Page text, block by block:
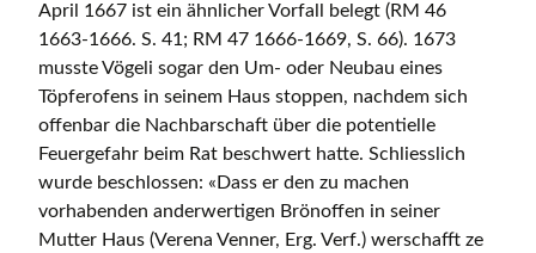
April 1667 ist ein ähnlicher Vorfall belegt (RM 46
1663-1666. S. 41; RM 47 1666-1669, S. 66). 1673
musste Vögeli sogar den Um- oder Neubau eines
Töpferofens in seinem Haus stoppen, nachdem sich
offenbar die Nachbarschaft über die potentielle
Feuergefahr beim Rat beschwert hatte. Schliesslich
wurde beschlossen: «Dass er den zu machen
vorhabenden anderwertigen Brönoffen in seiner
Mutter Haus (Verena Venner, Erg. Verf.) werschafft ze